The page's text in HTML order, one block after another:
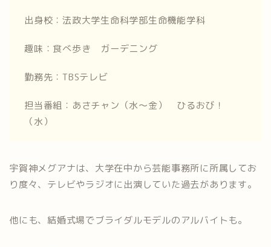
出身校：法政大学生命科学部生命機能学科
趣味：食べ歩き ガーデニング
勤務先：TBSテレビ
担当番組：あさチャン（水～金） ひるおび！
（水）
宇賀神メグアナは、大学在中から芸能事務所に所属してお
り度々、テレビやラジオに出演していた過去があります。
他にも、結婚式場でブライダルモデルのアルバイトも。